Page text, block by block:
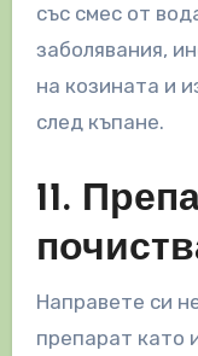
със смес от
заболявания,
на козината и
след къпане.
11.
Направете си
препарат като